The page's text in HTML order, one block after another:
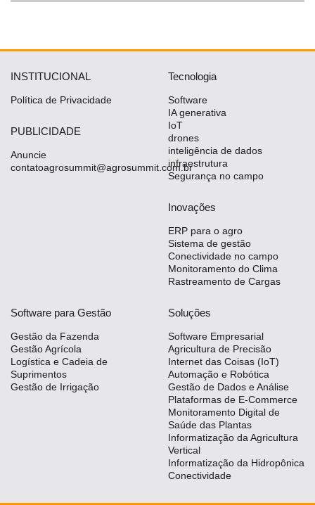
INSTITUCIONAL
Política de Privacidade
PUBLICIDADE
Anuncie
contatoagrosummit@agrosummit.com.br
Tecnologia
Software
IA generativa
IoT
drones
inteligência de dados
infraestrutura
Segurança no campo
Inovações
ERP para o agro
Sistema de gestão
Conectividade no campo
Monitoramento do Clima
Rastreamento de Cargas
Software para Gestão
Gestão da Fazenda
Gestão Agrícola
Logística e Cadeia de
Suprimentos
Gestão de Irrigação
Soluções
Software Empresarial
Agricultura de Precisão
Internet das Coisas (IoT)
Automação e Robótica
Gestão de Dados e Análise
Plataformas de E-Commerce
Monitoramento Digital de
Saúde das Plantas
Informatização da Agricultura
Vertical
Informatização da Hidropônica
Conectividade